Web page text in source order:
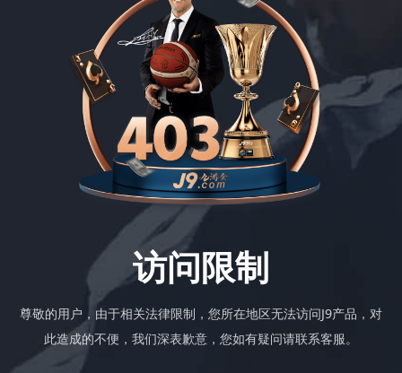
访问限制
尊敬的用户，由于相关法律限制，您所在地区无法访问J9产品，对
此造成的不便，我们深表歉意，您如有疑问请联系客服。